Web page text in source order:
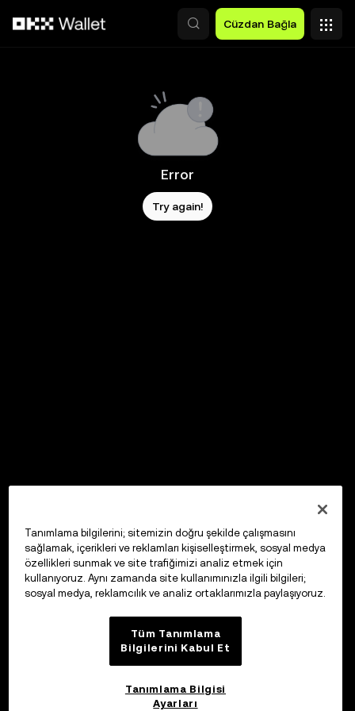
Cüzdan Bağla
Error
Try again!
Tanımlama bilgilerini; sitemizin doğru şekilde çalışmasını
sağlamak, içerikleri ve reklamları kişiselleştirmek, sosyal medya
özellikleri sunmak ve site trafiğimizi analiz etmek için
kullanıyoruz. Aynı zamanda site kullanımınızla ilgili bilgileri;
sosyal medya, reklamcılık ve analiz ortaklarımızla paylaşıyoruz.
Tüm Tanımlama
Bilgilerini Kabul Et
Tanımlama Bilgisi
Ayarları